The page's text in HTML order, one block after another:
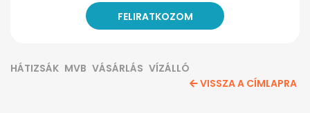
HÁTIZSÁK MVB VÁSÁRLÁS VÍZÁLLÓ
VISSZA A CÍMLAPRA